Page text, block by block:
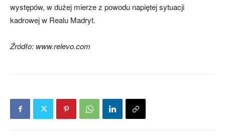
występów, w dużej mierze z powodu napiętej sytuacji
kadrowej w Realu Madryt.
Źródło: www.relevo.com